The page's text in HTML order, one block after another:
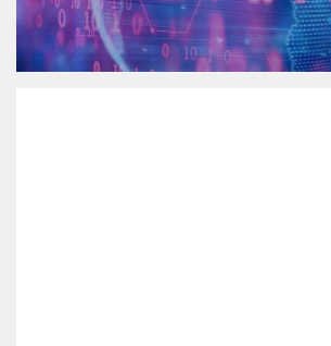
09304891085
شروع گفتگو
@Armteam_admin_103